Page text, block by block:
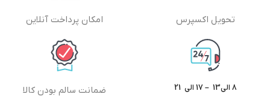
تحویل اکسپرس امکان پرداخت آنلاین
8 الی13 – 17 الی 21 ضمانت سالم بودن کالا